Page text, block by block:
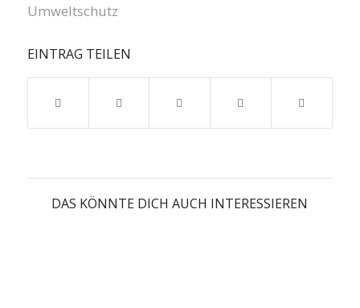
Umweltschutz
EINTRAG TEILEN
DAS KÖNNTE DICH AUCH INTERESSIEREN